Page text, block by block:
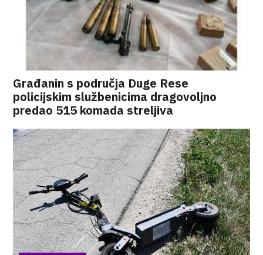
Građanin s područja Duge Rese
policijskim službenicima dragovoljno
predao 515 komada streljiva